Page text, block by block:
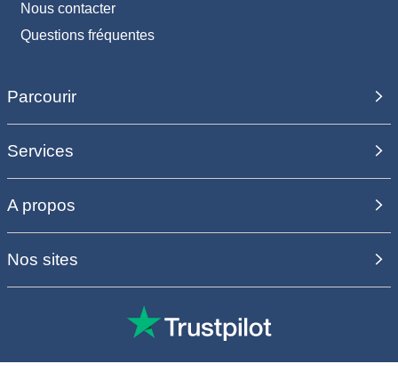
Nous contacter
Questions fréquentes
Parcourir
Services
A propos
Nos sites